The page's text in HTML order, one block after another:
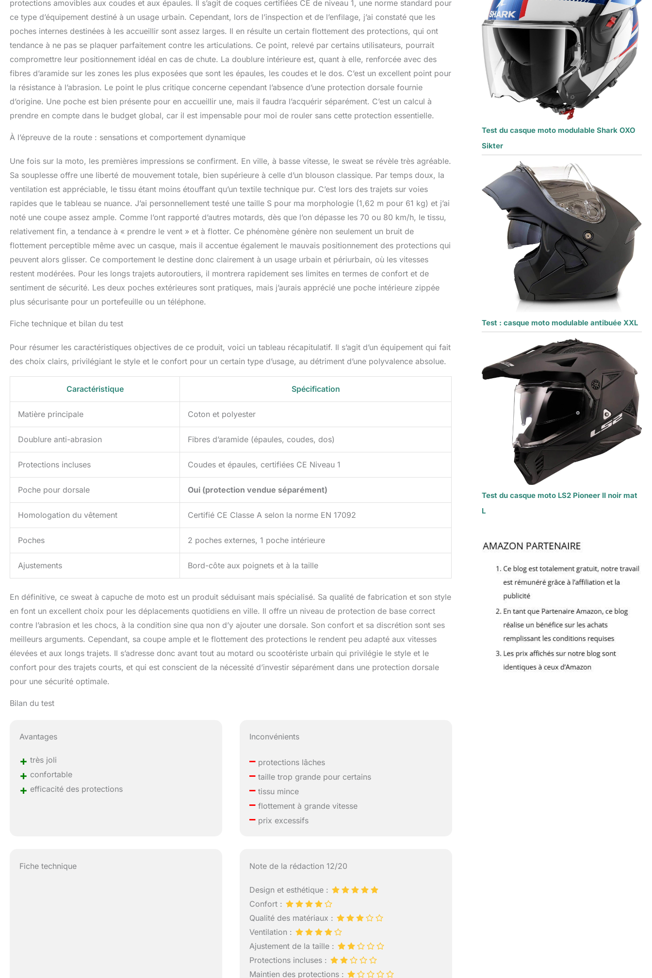
protections amovibles aux coudes et aux épaules. Il s’agit de coques certifiées CE de niveau 1, une norme standard pour
ce type d’équipement destiné à un usage urbain. Cependant, lors de l’inspection et de l’enfilage, j’ai constaté que les
poches internes destinées à les accueillir sont assez larges. Il en résulte un certain flottement des protections, qui ont
tendance à ne pas se plaquer parfaitement contre les articulations. Ce point, relevé par certains utilisateurs, pourrait
compromettre leur positionnement idéal en cas de chute. La doublure intérieure est, quant à elle, renforcée avec des
fibres d’aramide sur les zones les plus exposées que sont les épaules, les coudes et le dos. C’est un excellent point pour
la résistance à l’abrasion. Le point le plus critique concerne cependant l’absence d’une protection dorsale fournie
d’origine. Une poche est bien présente pour en accueillir une, mais il faudra l’acquérir séparément. C’est un calcul à
prendre en compte dans le budget global, car il est impensable pour moi de rouler sans cette protection essentielle.
À l’épreuve de la route : sensations et comportement dynamique
Une fois sur la moto, les premières impressions se confirment. En ville, à basse vitesse, le sweat se révèle très agréable.
Sa souplesse offre une liberté de mouvement totale, bien supérieure à celle d’un blouson classique. Par temps doux, la
ventilation est appréciable, le tissu étant moins étouffant qu’un textile technique pur. C’est lors des trajets sur voies
rapides que le tableau se nuance. J’ai personnellement testé une taille S pour ma morphologie (1,62 m pour 61 kg) et j’ai
noté une coupe assez ample. Comme l’ont rapporté d’autres motards, dès que l’on dépasse les 70 ou 80 km/h, le tissu,
relativement fin, a tendance à « prendre le vent » et à flotter. Ce phénomène génère non seulement un bruit de
flottement perceptible même avec un casque, mais il accentue également le mauvais positionnement des protections qui
peuvent alors glisser. Ce comportement le destine donc clairement à un usage urbain et périurbain, où les vitesses
restent modérées. Pour les longs trajets autoroutiers, il montrera rapidement ses limites en termes de confort et de
sentiment de sécurité. Les deux poches extérieures sont pratiques, mais j’aurais apprécié une poche intérieure zippée
plus sécurisante pour un portefeuille ou un téléphone.
Fiche technique et bilan du test
Pour résumer les caractéristiques objectives de ce produit, voici un tableau récapitulatif. Il s’agit d’un équipement qui fait
des choix clairs, privilégiant le style et le confort pour un certain type d’usage, au détriment d’une polyvalence absolue.
Caractéristique Spécification
Matière principale Coton et polyester
Doublure anti-abrasion Fibres d’aramide (épaules, coudes, dos)
Protections incluses Coudes et épaules, certifiées CE Niveau 1
Poche pour dorsale Oui (protection vendue séparément)
Homologation du vêtement Certifié CE Classe A selon la norme EN 17092
Poches 2 poches externes, 1 poche intérieure
Ajustements Bord-côte aux poignets et à la taille
En définitive, ce sweat à capuche de moto est un produit séduisant mais spécialisé. Sa qualité de fabrication et son style
en font un excellent choix pour les déplacements quotidiens en ville. Il offre un niveau de protection de base correct
contre l’abrasion et les chocs, à la condition sine qua non d’y ajouter une dorsale. Son confort et sa discrétion sont ses
meilleurs arguments. Cependant, sa coupe ample et le flottement des protections le rendent peu adapté aux vitesses
élevées et aux longs trajets. Il s’adresse donc avant tout au motard ou scootériste urbain qui privilégie le style et le
confort pour des trajets courts, et qui est conscient de la nécessité d’investir séparément dans une protection dorsale
pour une sécurité optimale.
Bilan du test
Avantages
+ très joli
+ confortable
+ efficacité des protections
Inconvénients
– protections lâches
– taille trop grande pour certains
– tissu mince
– flottement à grande vitesse
– prix excessifs
Fiche technique Note de la rédaction 12/20
Design et esthétique :
Confort :
Qualité des matériaux :
Ventilation :
Ajustement de la taille :
Protections incluses :
Maintien des protections :
Test du casque moto modulable Shark OXO
Sikter
Test : casque moto modulable antibuée XXL
Test du casque moto LS2 Pioneer II noir mat
L